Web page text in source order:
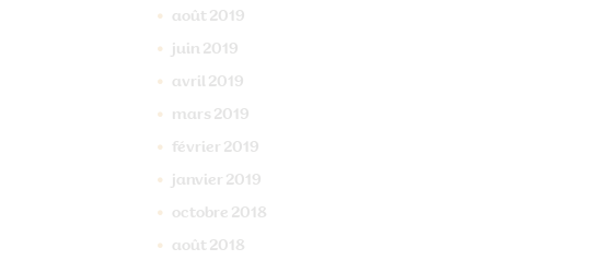
août 2019
juin 2019
avril 2019
mars 2019
février 2019
janvier 2019
octobre 2018
août 2018